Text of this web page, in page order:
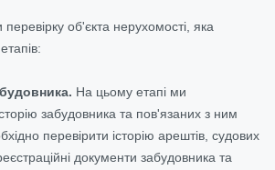
об'єкта нерухомості, яка
На цьому етапі ми
забудовника та пов'язаних з ним
перевірити історію арештів, судових
документи забудовника та